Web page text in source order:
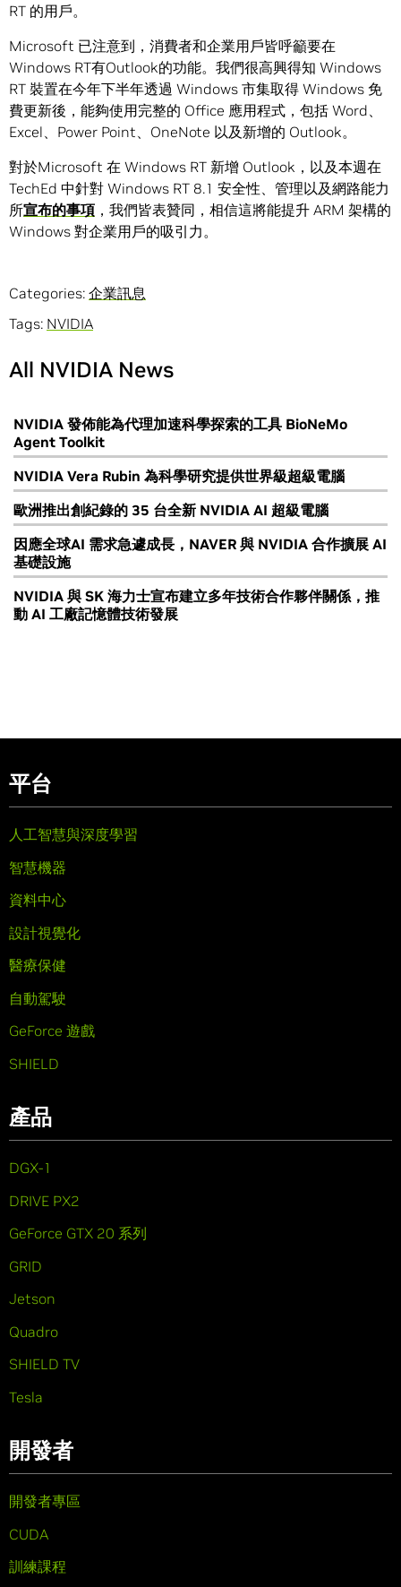
RT 的用戶。
Microsoft 已注意到，消費者和企業用戶皆呼籲要在
Windows RT有Outlook的功能。我們很高興得知 Windows
RT 裝置在今年下半年透過 Windows 市集取得 Windows 免
費更新後，能夠使用完整的 Office 應用程式，包括 Word、
Excel、Power Point、OneNote 以及新增的 Outlook。
對於Microsoft 在 Windows RT 新增 Outlook，以及本週在
TechEd 中針對 Windows RT 8.1 安全性、管理以及網路能力
所宣布的事項 ，我們皆表贊同，相信這將能提升 ARM 架構的
Windows 對企業用戶的吸引力。
Categories: 企業訊息
Tags: NVIDIA
All NVIDIA News
NVIDIA 發佈能為代理加速科學探索的工具 BioNeMo
Agent Toolkit
NVIDIA Vera Rubin 為科學研究提供世界級超級電腦
歐洲推出創紀錄的 35 台全新 NVIDIA AI 超級電腦
因應全球AI 需求急遽成長，NAVER 與 NVIDIA 合作擴展 AI
基礎設施
NVIDIA 與 SK 海力士宣布建立多年技術合作夥伴關係，推
動 AI 工廠記憶體技術發展
平台
人工智慧與深度學習
智慧機器
資料中心
設計視覺化
醫療保健
自動駕駛
GeForce 遊戲
SHIELD
產品
DGX-1
DRIVE PX2
GeForce GTX 20 系列
GRID
Jetson
Quadro
SHIELD TV
Tesla
開發者
開發者專區
CUDA
訓練課程